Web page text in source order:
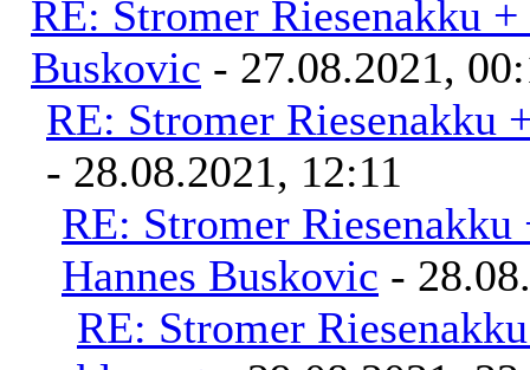
RE: Stromer Riesenakku
Buskovic - 27.08.2021,
RE: Stromer Riesenakku
- 28.08.2021, 12:11
RE: Stromer
Hannes Buskovic -
RE: Stromer